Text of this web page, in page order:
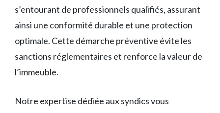
s’entourant de professionnels qualifiés, assurant
ainsi une conformité durable et une protection
optimale. Cette démarche préventive évite les
sanctions réglementaires et renforce la valeur de
l’immeuble.
Notre expertise dédiée aux syndics vous